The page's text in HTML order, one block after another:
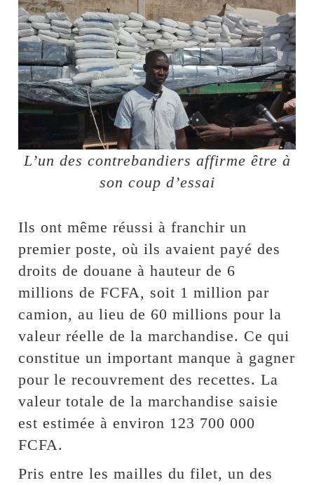
L’un des contrebandiers affirme être à
son coup d’essai
Ils ont même réussi à franchir un
premier poste, où ils avaient payé des
droits de douane à hauteur de 6
millions de FCFA, soit 1 million par
camion, au lieu de 60 millions pour la
valeur réelle de la marchandise. Ce qui
constitue un important manque à gagner
pour le recouvrement des recettes. La
valeur totale de la marchandise saisie
est estimée à environ 123 700 000
FCFA.
Pris entre les mailles du filet, un des